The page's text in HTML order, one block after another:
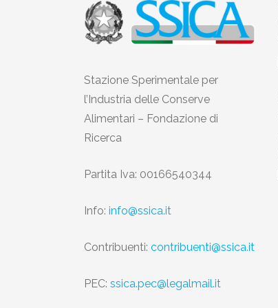
Stazione Sperimentale per
l’Industria delle Conserve
Alimentari – Fondazione di
Ricerca
Partita Iva: 00166540344
Info: info@ssica.it
Contribuenti: contribuenti@ssica.it
PEC: ssica.pec@legalmail.it